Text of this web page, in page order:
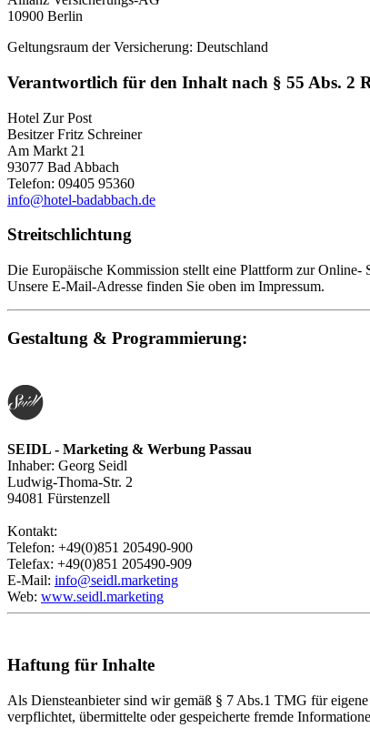
10900 Berlin
Geltungsraum der Versicherung: Deutschland
Verantwortlich für den Inhalt nach § 55 Abs. 2
Hotel Zur Post
Besitzer Fritz Schreiner
Am Markt 21
93077 Bad Abbach
Telefon: 09405 95360
info@hotel-badabbach.de
Streitschlichtung
Die Europäische Kommission stellt eine Plattform zur Online-
Unsere E-Mail-Adresse finden Sie oben im Impressum.
Gestaltung & Programmierung:
SEIDL - Marketing & Werbung Passau
Inhaber: Georg Seidl
Ludwig-Thoma-Str. 2
94081 Fürstenzell
Kontakt:
Telefon: +49(0)851 205490-900
Telefax: +49(0)851 205490-909
E-Mail: info@seidl.marketing
Web: www.seidl.marketing
Haftung für Inhalte
Als Diensteanbieter sind wir gemäß § 7 Abs.1 TMG für
verpflichtet, übermittelte oder gespeicherte fremde